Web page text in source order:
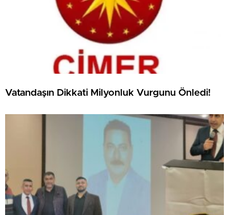
Vatandaşın Dikkati Milyonluk Vurgunu Önledi!